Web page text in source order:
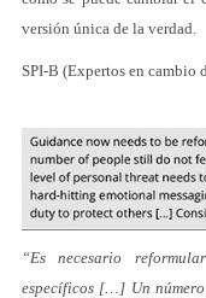
versión única de la verdad.
SPI-B (Expertos en cambio
“Es necesario
específicos […] Un